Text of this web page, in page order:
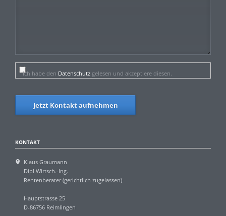
Ich habe den Datenschutzgelesen und akzeptiere diesen.
Jetzt Kontakt aufnehmen
KONTAKT
Klaus Graumann
Dipl.Wirtsch.-Ing.
Rentenberater (gerichtlich zugelassen)
Hauptstrasse 25
D-86756 Reimlingen